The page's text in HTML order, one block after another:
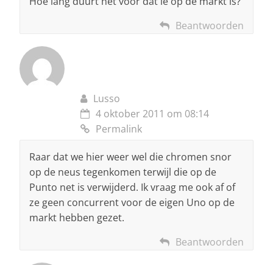
Beantwoorden
Lusso
4 oktober 2011 om 08:14
Permalink
Raar dat we hier weer wel die chromen snor
op de neus tegenkomen terwijl die op de
Punto net is verwijderd. Ik vraag me ook af of
ze geen concurrent voor de eigen Uno op de
markt hebben gezet.
Beantwoorden